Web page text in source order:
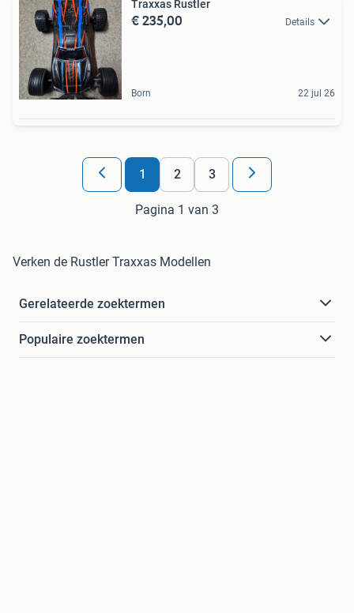
Traxxas Rustler
€ 235,00 Details
Born 22 jul 26
1 2 3
Pagina 1 van 3
Verken de Rustler Traxxas Modellen
Gerelateerde zoektermen
Populaire zoektermen